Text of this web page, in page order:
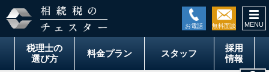
税理士の
選び方
料金プラン スタッフ
採用
情報